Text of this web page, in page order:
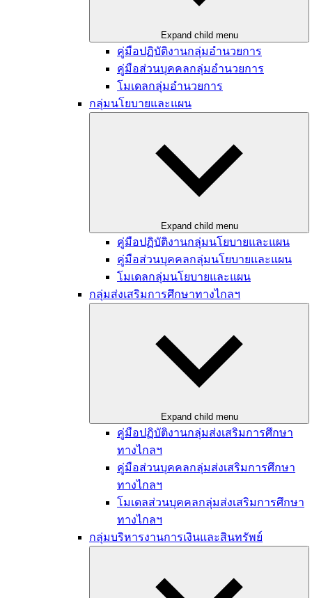
Expand child menu
คู่มือปฏิบัติงานกลุ่มอำนวยการ
คู่มือส่วนบุคคลกลุ่มอำนวยการ
โมเดลกลุ่มอำนวยการ
กลุ่มนโยบายและแผน
Expand child menu
คู่มือปฏิบัติงานกลุ่มนโยบายและแผน​
คู่มือส่วนบุคคลกลุ่มนโยบายและแผน
โมเดลกลุ่มนโยบายและแผน
กลุ่มส่งเสริมการศึกษาทางไกลฯ
Expand child menu
คู่มือปฏิบัติงานกลุ่มส่งเสริมการศึกษา
ทางไกลฯ
คู่มือส่วนบุคคลกลุ่มส่งเสริมการศึกษา
ทางไกลฯ
โมเดลส่วนบุคคลกลุ่มส่งเสริมการศึกษา
ทางไกลฯ
กลุ่มบริหารงานการเงินและสินทรัพย์